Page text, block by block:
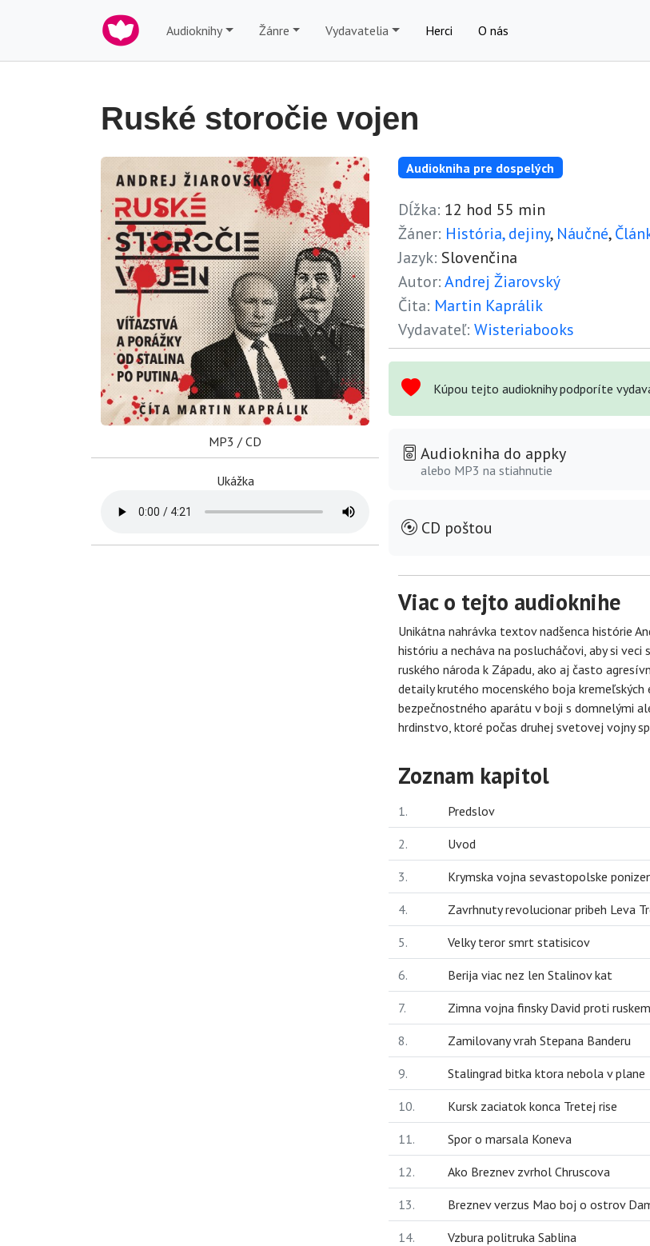
Audioknihy Žánre Vydavatelia Herci O nás
Ruské storočie vojen
MP3 / CD
Ukážka
Audiokniha pre dospelých
Dĺžka: 12 hod 55 min
Žáner: História, dejiny, Náučné,
Jazyk: Slovenčina
Autor:Andrej Žiarovský
Čita: Martin Kaprálik
Vydavateľ: Wisteriabooks
Kúpou tejto audioknihy podporíte
Audiokniha do appky
alebo MP3 na stiahnutie
CD poštou
Viac o tejto audioknihe
Unikátna nahrávka textov nadšenca histórie
históriu a necháva na poslucháčovi, aby si
ruského národa k Západu, ako aj často
detaily krutého mocenského boja
bezpečnostného aparátu v boji s domnelými
hrdinstvo, ktoré počas druhej svetovej vojny
Zoznam kapitol
1. Predslov
2. Uvod
3. Krymska vojna sevastopolske
4. Zavrhnuty revolucionar pribeh Leva
5. Velky teror smrt statisicov
6. Berija viac nez len Stalinov kat
7. Zimna vojna finsky David proti
8. Zamilovany vrah Stepana Banderu
9. Stalingrad bitka ktora nebola v plane
10. Kursk zaciatok konca Tretej rise
11. Spor o marsala Koneva
12. Ako Breznev zvrhol Chruscova
13. Breznev verzus Mao boj o ostrov
14. Vzbura politruka Sablina